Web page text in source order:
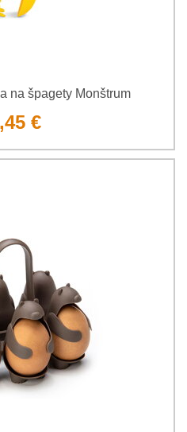
na špagety Monštrum
€